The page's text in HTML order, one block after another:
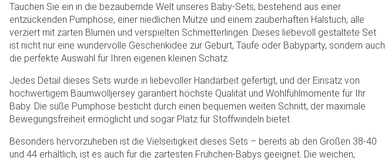
Tauchen Sie ein in die bezaubernde Welt unseres Baby-Sets, bestehend aus einer
entzückenden Pumphose, einer niedlichen Mütze und einem zauberhaften Halstuch, alle
verziert mit zarten Blumen und verspielten Schmetterlingen. Dieses liebevoll gestaltete Set
ist nicht nur eine wundervolle Geschenkidee zur Geburt, Taufe oder Babyparty, sondern auch
die perfekte Auswahl für Ihren eigenen kleinen Schatz.
Jedes Detail dieses Sets wurde in liebevoller Handarbeit gefertigt, und der Einsatz von
hochwertigem Baumwolljersey garantiert höchste Qualität und Wohlfühlmomente für Ihr
Baby. Die süße Pumphose besticht durch einen bequemen weiten Schnitt, der maximale
Bewegungsfreiheit ermöglicht und sogar Platz für Stoffwindeln bietet.
Besonders hervorzuheben ist die Vielseitigkeit dieses Sets – bereits ab den Größen 38-40
und 44 erhältlich, ist es auch für die zartesten Frühchen-Babys geeignet. Die weichen,